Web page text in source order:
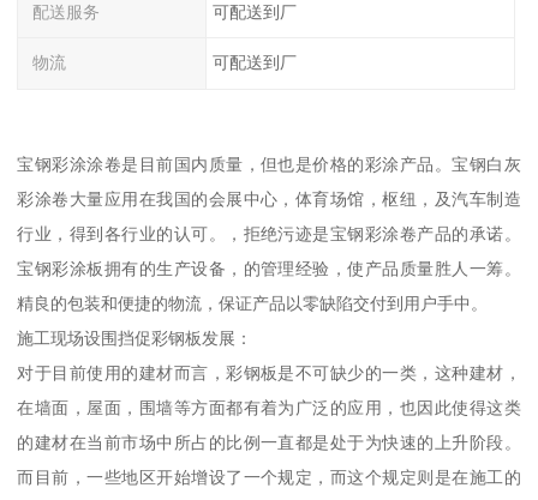
配送服务 可配送到厂
物流 可配送到厂
宝钢彩涂涂卷是目前国内质量，但也是价格的彩涂产品。宝钢白灰
彩涂卷大量应用在我国的会展中心，体育场馆，枢纽，及汽车制造
行业，得到各行业的认可。，拒绝污迹是宝钢彩涂卷产品的承诺。
宝钢彩涂板拥有的生产设备，的管理经验，使产品质量胜人一筹。
精良的包装和便捷的物流，保证产品以零缺陷交付到用户手中。
施工现场设围挡促彩钢板发展：
对于目前使用的建材而言，彩钢板是不可缺少的一类，这种建材，
在墙面，屋面，围墙等方面都有着为广泛的应用，也因此使得这类
的建材在当前市场中所占的比例一直都是处于为快速的上升阶段。
而目前，一些地区开始增设了一个规定，而这个规定则是在施工的